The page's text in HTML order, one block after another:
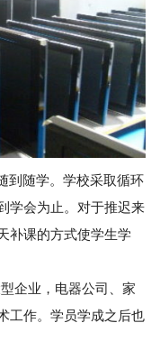
到随学。学校采取循环
学会为止。对于推迟来
补课的方式使学生学
企业，电器公司、家
工作。学员学成之后也